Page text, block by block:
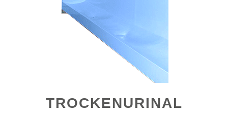
TROCKENURINAL